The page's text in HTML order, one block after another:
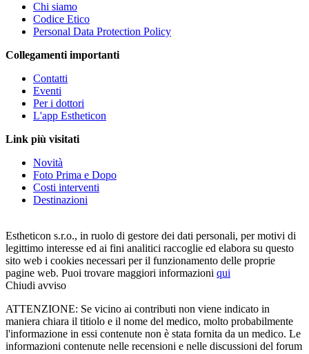
Chi siamo
Codice Etico
Personal Data Protection Policy
Collegamenti importanti
Contatti
Eventi
Per i dottori
L'app Estheticon
Link più visitati
Novità
Foto Prima e Dopo
Costi interventi
Destinazioni
Estheticon s.r.o., in ruolo di gestore dei dati personali, per motivi di
legittimo interesse ed ai fini analitici raccoglie ed elabora su questo
sito web i cookies necessari per il funzionamento delle proprie
pagine web. Puoi trovare maggiori informazioni qui
Chiudi avviso
ATTENZIONE: Se vicino ai contributi non viene indicato in
maniera chiara il titiolo e il nome del medico, molto probabilmente
l'informazione in essi contenute non è stata fornita da un medico. Le
informazioni contenute nelle recensioni e nelle discussioni del forum